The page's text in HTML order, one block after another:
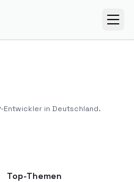
Entwickler in Deutschland.
Top-Themen